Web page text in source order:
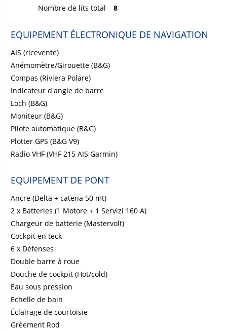
Nombre de lits total
8
EQUIPEMENT ÉLECTRONIQUE DE NAVIGATION
AIS (ricevente)
Anémomètre/Girouette (B&G)
Compas (Riviera Polare)
Indicateur d'angle de barre
Loch (B&G)
Moniteur (B&G)
Pilote automatique (B&G)
Plotter GPS (B&G V9)
Radio VHF (VHF 215 AIS Garmin)
EQUIPEMENT DE PONT
Ancre (Delta + catena 50 mt)
2 x Batteries (1 Motore + 1 Servizi 160 A)
Chargeur de batterie (Mastervolt)
Cockpit en teck
6 x Défenses
Double barre à roue
Douche de cockpit (Hot/cold)
Eau sous pression
Echelle de bain
Éclairage de courtoisie
Gréement Rod